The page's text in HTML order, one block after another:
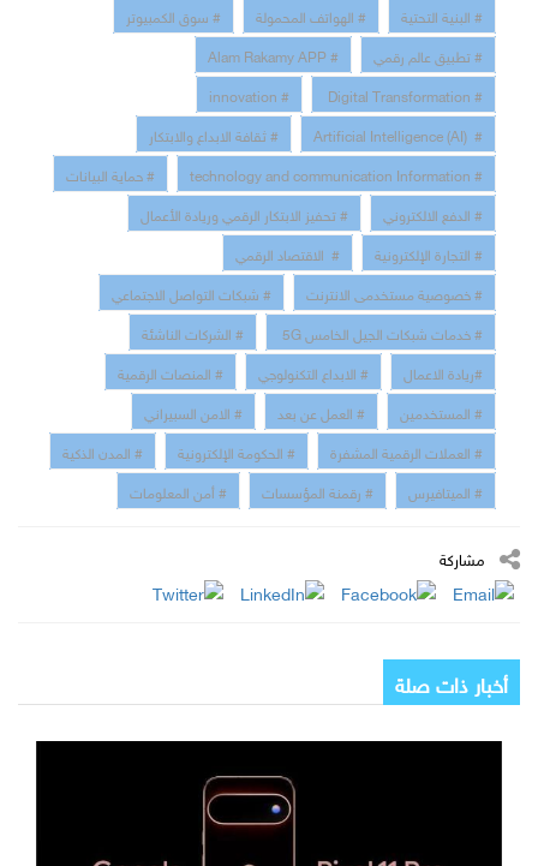
# البنية التحتية
# الهواتف المحمولة
# سوق الكمبيوتر
# تطبيق عالم رقمي
# Alam Rakamy APP
# Digital Transformation
# innovation
# Artificial Intelligence (AI)
# ثقافة الابداع والابتكار
# technology and communication Information
# حماية البيانات
# الدفع الالكتروني
# تحفيز الابتكار الرقمي وريادة الأعمال
# التجارة الإلكترونية
# الاقتصاد الرقمي
# خصوصية مستخدمى الانترنت
# شبكات التواصل الاجتماعي
# خدمات شبكات الجيل الخامس 5G
# الشركات الناشئة
#ريادة الاعمال
# الابداع التكنولوجي
# المنصات الرقمية
# المستخدمين
# العمل عن بعد
# الامن السبيراني
# العملات الرقمية المشفرة
# الحكومة الإلكترونية
# المدن الذكية
# الميتافيرس
# رقمنة المؤسسات # أمن المعلومات
مشاركة
أخبار ذات صلة